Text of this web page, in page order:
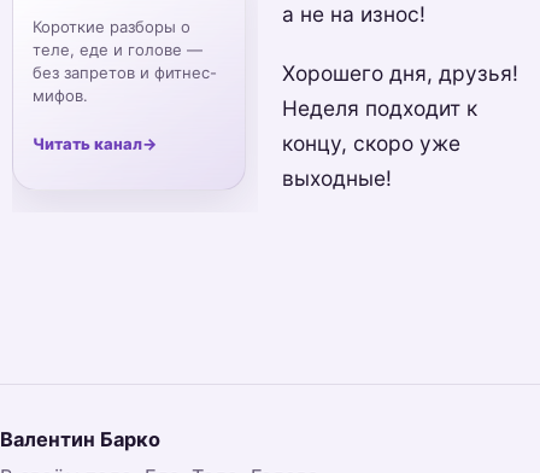
а не на износ!
Хорошего дня, друзья!
Неделя подходит к
концу, скоро уже
выходные!
Короткие разборы о
теле, еде и голове —
без запретов и фитнес-
мифов.
Читать канал→
Валентин Барко